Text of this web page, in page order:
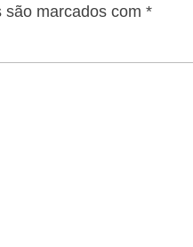
são marcados com *